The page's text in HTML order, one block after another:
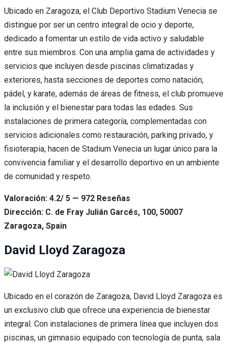
Ubicado en Zaragoza, el Club Deportivo Stadium Venecia se
distingue por ser un centro integral de ocio y deporte,
dedicado a fomentar un estilo de vida activo y saludable
entre sus miembros. Con una amplia gama de actividades y
servicios que incluyen desde piscinas climatizadas y
exteriores, hasta secciones de deportes como natación,
pádel, y karate, además de áreas de fitness, el club promueve
la inclusión y el bienestar para todas las edades. Sus
instalaciones de primera categoría, complementadas con
servicios adicionales como restauración, parking privado, y
fisioterapia, hacen de Stadium Venecia un lugar único para la
convivencia familiar y el desarrollo deportivo en un ambiente
de comunidad y respeto.
Valoración: 4.2/ 5 — 972 Reseñas
Dirección: C. de Fray Julián Garcés, 100, 50007
Zaragoza, Spain
David Lloyd Zaragoza
Ubicado en el corazón de Zaragoza, David Lloyd Zaragoza es
un exclusivo club que ofrece una experiencia de bienestar
integral. Con instalaciones de primera línea que incluyen dos
piscinas, un gimnasio equipado con tecnología de punta, sala